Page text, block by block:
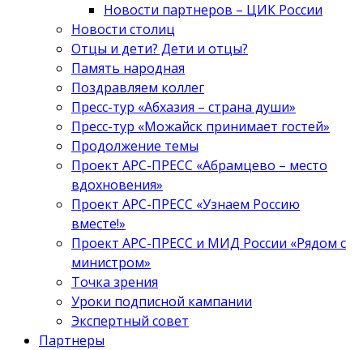
Новости партнеров – ЦИК России
Новости столиц
Отцы и дети? Дети и отцы?
Память народная
Поздравляем коллег
Пресс-тур «Абхазия – страна души»
Пресс-тур «Можайск принимает гостей»
Продолжение темы
Проект АРС-ПРЕСС «Абрамцево – место
вдохновения»
Проект АРС-ПРЕСС «Узнаем Россию
вместе!»
Проект АРС-ПРЕСС и МИД России «Рядом с
министром»
Точка зрения
Уроки подписной кампании
Экспертный совет
Партнеры